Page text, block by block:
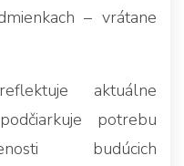
– vrátane
aktuálne
potrebu
budúcich